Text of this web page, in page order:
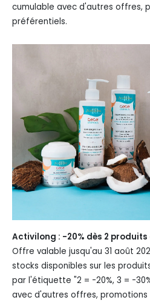
cumulable avec d'autres offres,
préférentiels.
Activilong : -20% dès 2 produits
Offre valable jusqu'au 31 août
stocks disponibles sur les
par l'étiquette "2 = -20%, 3 = -
avec d'autres offres,